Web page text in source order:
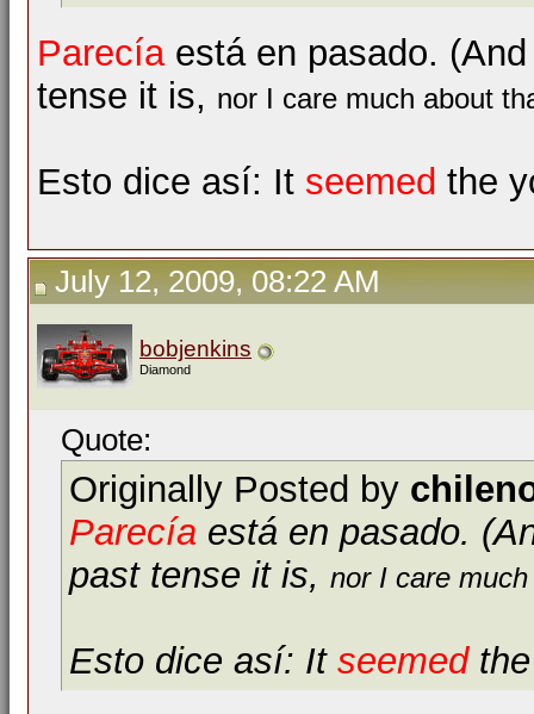
Parecíaestá en pasado.
tense it is, nor I care much about
Esto dice así: It seemed the
July 12, 2009, 08:22 AM
bobjenkins
Diamond
Quote:
Originally Posted by
Parecía está en pasado.
past tense it is, nor I care
Esto dice así: It seemedthe